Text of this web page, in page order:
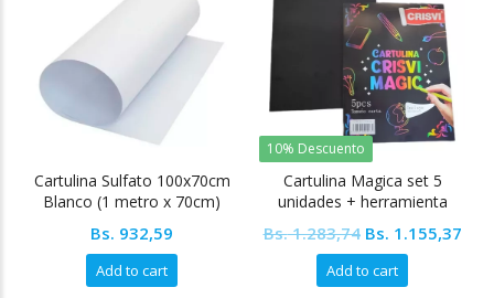
Cartulina Sulfato 100x70cm
Blanco (1 metro x 70cm)
Bs. 932,59
Add to cart
10% Descuento
Cartulina Magica set 5
unidades + herramienta
Bs.1.283,74 Original
price
was:
Bs. 1.155,37
Add to cart